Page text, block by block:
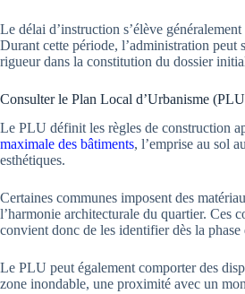
Le délai d’instruction s’élève
Durant cette période, l’administration peut
rigueur dans la constitution du dossier
Consulter le Plan Local d’Urbanisme
Le PLU définit les règles de construction
maximale des bâtiments, l’emprise au sol
esthétiques.
Certaines communes imposent des
l’harmonie architecturale du quartier. Ces
convient donc de les identifier dès la
Le PLU peut également comporter des
zone inondable, une proximité avec un